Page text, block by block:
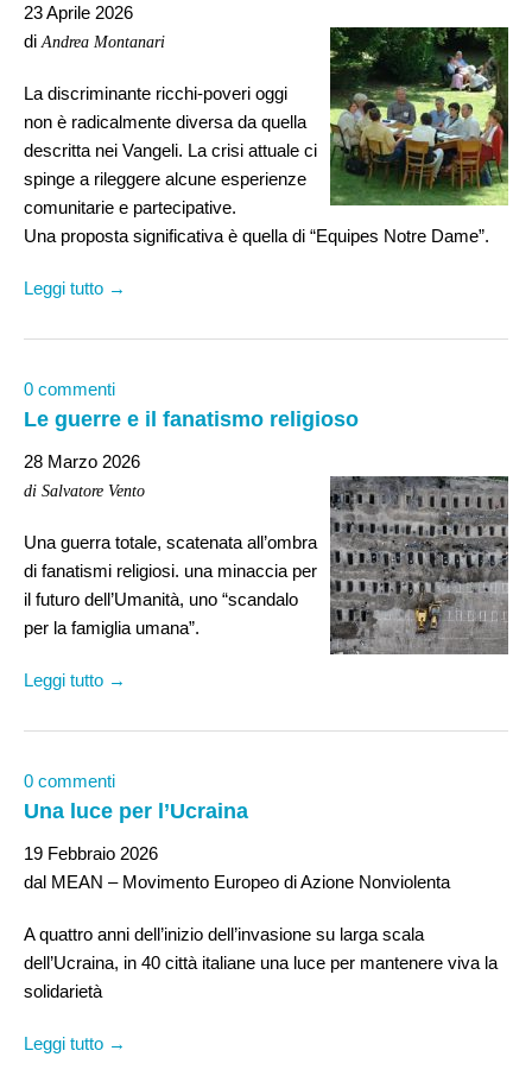
23 Aprile 2026
di Andrea Montanari
La discriminante ricchi-poveri oggi
non è radicalmente diversa da quella
descritta nei Vangeli. La crisi attuale ci
spinge a rileggere alcune esperienze
comunitarie e partecipative.
Una proposta significativa è quella di “Equipes Notre Dame”.
Leggi tutto →
0 commenti
Le guerre e il fanatismo religioso
28 Marzo 2026
di Salvatore Vento
Una guerra totale, scatenata all’ombra
di fanatismi religiosi. una minaccia per
il futuro dell’Umanità, uno “scandalo
per la famiglia umana”.
Leggi tutto →
0 commenti
Una luce per l’Ucraina
19 Febbraio 2026
dal MEAN – Movimento Europeo di Azione Nonviolenta
A quattro anni dell’inizio dell’invasione su larga scala
dell’Ucraina, in 40 città italiane una luce per mantenere viva la
solidarietà
Leggi tutto →